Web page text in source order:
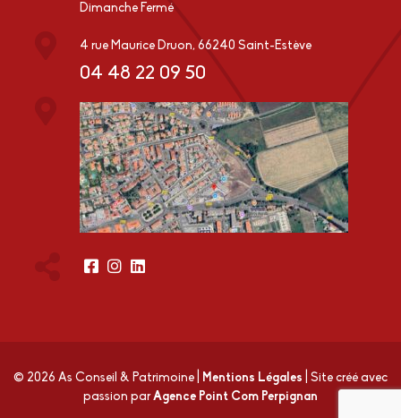
Dimanche Fermé
4 rue Maurice Druon, 66240 Saint-Estève
04 48 22 09 50
© 2026 As Conseil & Patrimoine Mentions Légales
Site créé avec
passion parAgence Point Com Perpignan